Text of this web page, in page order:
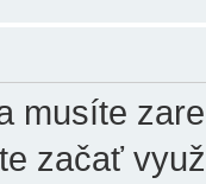
musíte
začať